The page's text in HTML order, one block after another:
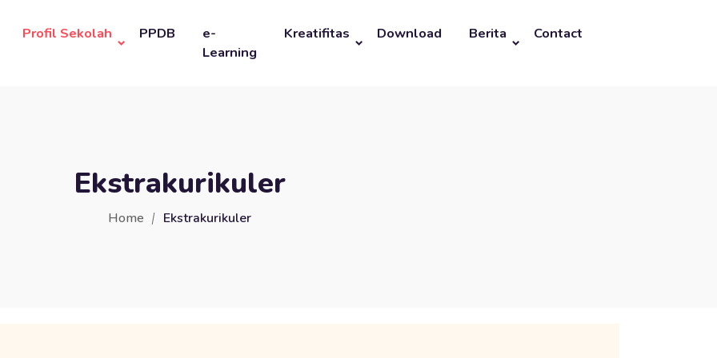
Profil Sekolah PPDB
e-
Learning
Kreatifitas Download Berita Contact
Ekstrakurikuler
Home Ekstrakurikuler